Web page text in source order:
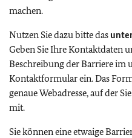
machen.
Nutzen Sie dazu bitte das
Geben Sie Ihre Kontaktdaten
Beschreibung der Barriere im
Kontaktformular ein. Das
genaue Webadresse, auf der
mit.
Sie können eine etwaige